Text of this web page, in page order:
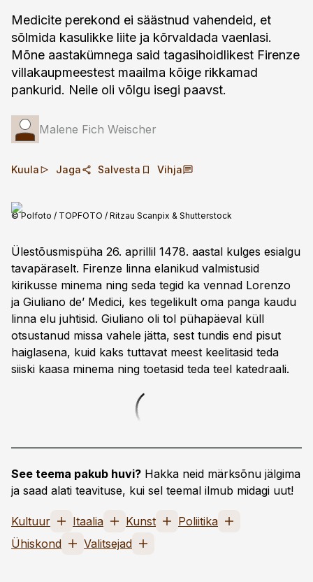
Medicite perekond ei säästnud vahendeid, et
sõlmida kasulikke liite ja kõrvaldada vaenlasi.
Mõne aastakümnega said tagasihoidlikest Firenze
villakaupmeestest maailma kõige rikkamad
pankurid. Neile oli võlgu isegi paavst.
Malene Fich Weischer
Kuula Jaga Salvesta Vihja
© Polfoto / TOPFOTO / Ritzau Scanpix & Shutterstock
Ülestõusmispüha 26. aprillil 1478. aastal kulges esialgu
tavapäraselt. Firenze linna elanikud valmistusid
kirikusse minema ning seda tegid ka vennad Lorenzo
ja Giuliano de’ Medici, kes tegelikult oma panga kaudu
linna elu juhtisid. Giuliano oli tol pühapäeval küll
otsustanud missa vahele jätta, sest tundis end pisut
haiglasena, kuid kaks tuttavat meest keelitasid teda
siiski kaasa minema ning toetasid teda teel katedraali.
See teema pakub huvi? Hakka neid märksõnu jälgima
ja saad alati teavituse, kui sel teemal ilmub midagi uut!
Kultuur Itaalia Kunst
Poliitika
Ühiskond
Valitsejad